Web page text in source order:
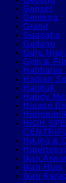
Genset
Genteng
Granit
Guangbo
Gudang
Guru
Gym &
Habbatus
Hadiah
Handuk
Happy
Hiasan
HIGH
Hiking &
Hipertensi
Ikan
Ikan Hias
Ikan